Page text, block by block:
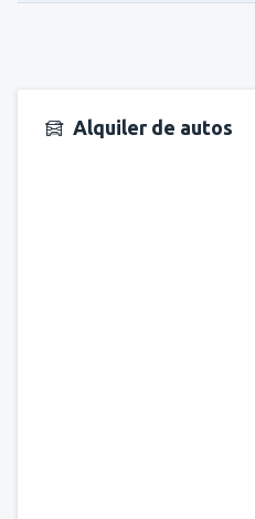
A PARTIR DE: USD
Alquiler de autos